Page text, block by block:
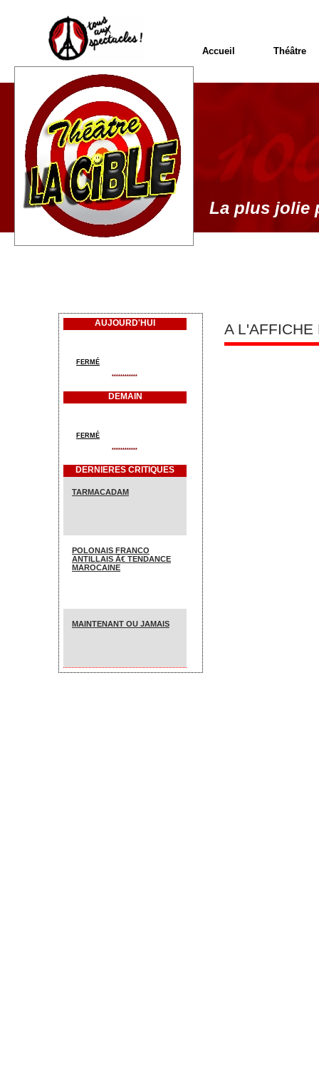
AUJOURD'HUI
FERMÉ
************
DEMAIN
FERMÉ
************
DERNIERES CRITIQUES
TARMACADAM
POLONAIS FRANCO
ANTILLAIS Ã€ TENDANCE
MAROCAINE
MAINTENANT OU JAMAIS
La plus jolie
Accueil Théâtre
A L'AFFICHE